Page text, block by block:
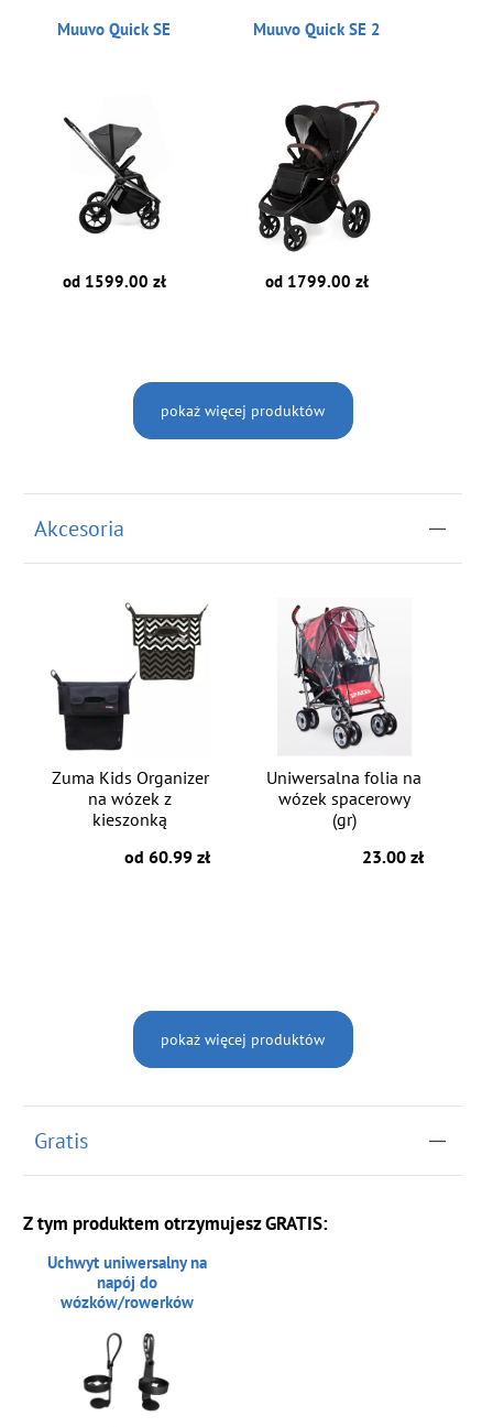
Muuvo Quick SE
od 1599.00 zł
Muuvo Quick SE 2
od 1799.00 zł
pokaż więcej produktów
Akcesoria
Zuma Kids Organizer
na wózek z
kieszonką
od 60.99 zł
Uniwersalna folia na
wózek spacerowy
(gr)
23.00 zł
pokaż więcej produktów
Gratis
Z tym produktem otrzymujesz GRATIS:
Uchwyt uniwersalny na
napój do
wózków/rowerków